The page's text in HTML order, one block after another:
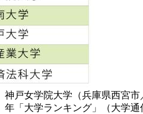
神戸女学院大学（兵庫県西宮
年「大学ランキング」（大学